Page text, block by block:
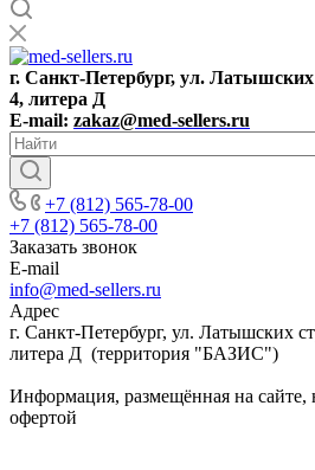
г. Санкт-Петербург, ул. Латышских
4, литера Д
E-mail: zakaz@med-sellers.ru
+7 (812) 565-78-00
+7 (812) 565-78-00
Заказать звонок
E-mail
info@med-sellers.ru
Адрес
г. Санкт-Петербург, ул. Латышских
литера Д (территория "БАЗИС")
Информация, размещённая на сайте,
офертой